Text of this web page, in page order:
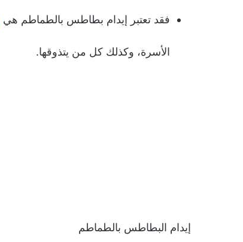
فقد تعتبر إيدام بطاطس بالطماطم هي
الأسرة، وكذلك كل من يتذوقها.
إيدام البطاطس بالطماطم